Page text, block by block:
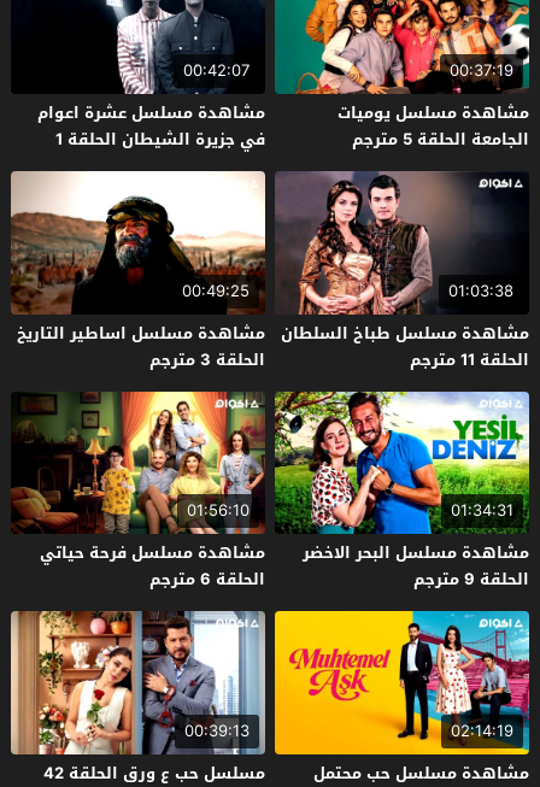
00:37:19
مشاهدة مسلسل يوميات
الجامعة الحلقة 5 مترجم
00:42:07
مشاهدة مسلسل عشرة اعوام
في جزيرة الشيطان الحلقة 1
مترجم
01:03:38
مشاهدة مسلسل طباخ السلطان
الحلقة 11 مترجم
00:49:25
مشاهدة مسلسل اساطير التاريخ
الحلقة 3 مترجم
01:34:31
مشاهدة مسلسل البحر الاخضر
الحلقة 9 مترجم
01:56:10
مشاهدة مسلسل فرحة حياتي
الحلقة 6 مترجم
02:14:19
مشاهدة مسلسل حب محتمل
00:39:13
مسلسل حب ع ورق الحلقة 42